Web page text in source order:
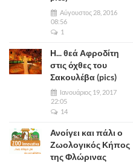
Αύγουστος 28, 2016
08:56
1
Η... θεά Αφροδίτη
στις όχθες του
Σακουλέβα (pics)
Ιανουάριος 19, 2017
22:05
14
Ανοίγει και πάλι ο
Ζωολογικός Κήπος
της Φλώρινας